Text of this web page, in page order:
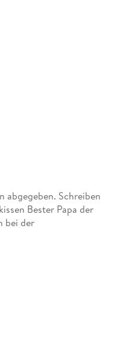
abgegeben. Schreiben
Bester Papa der
bei der